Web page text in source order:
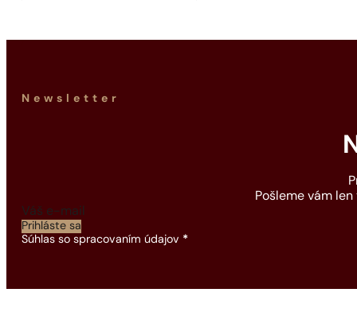
Newsletter
Pošleme vám
Section
Prihláste sa
Súhlas so spracovaním údajov *